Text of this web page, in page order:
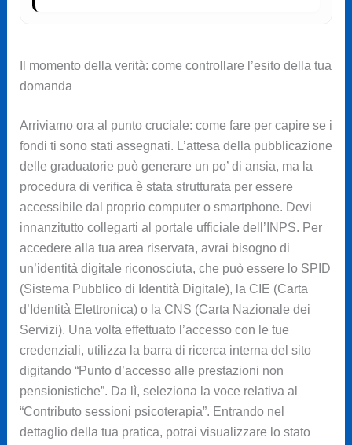
Il momento della verità: come controllare l’esito della tua
domanda
Arriviamo ora al punto cruciale: come fare per capire se i
fondi ti sono stati assegnati. L’attesa della pubblicazione
delle graduatorie può generare un po’ di ansia, ma la
procedura di verifica è stata strutturata per essere
accessibile dal proprio computer o smartphone. Devi
innanzitutto collegarti al portale ufficiale dell’INPS. Per
accedere alla tua area riservata, avrai bisogno di
un’identità digitale riconosciuta, che può essere lo SPID
(Sistema Pubblico di Identità Digitale), la CIE (Carta
d’Identità Elettronica) o la CNS (Carta Nazionale dei
Servizi). Una volta effettuato l’accesso con le tue
credenziali, utilizza la barra di ricerca interna del sito
digitando “Punto d’accesso alle prestazioni non
pensionistiche”. Da lì, seleziona la voce relativa al
“Contributo sessioni psicoterapia”. Entrando nel
dettaglio della tua pratica, potrai visualizzare lo stato